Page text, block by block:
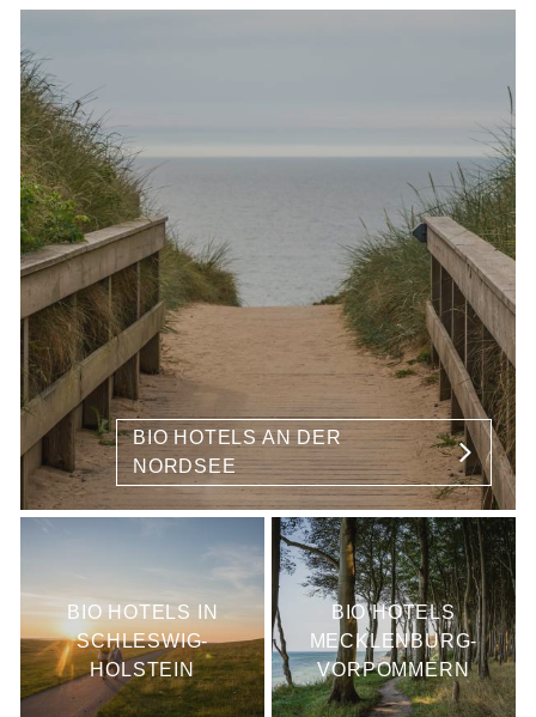
BIO HOTELS AN DER
NORDSEE
BIO HOTELS IN
SCHLESWIG-
HOLSTEIN
BIO HOTELS
MECKLENBURG-
VORPOMMERN